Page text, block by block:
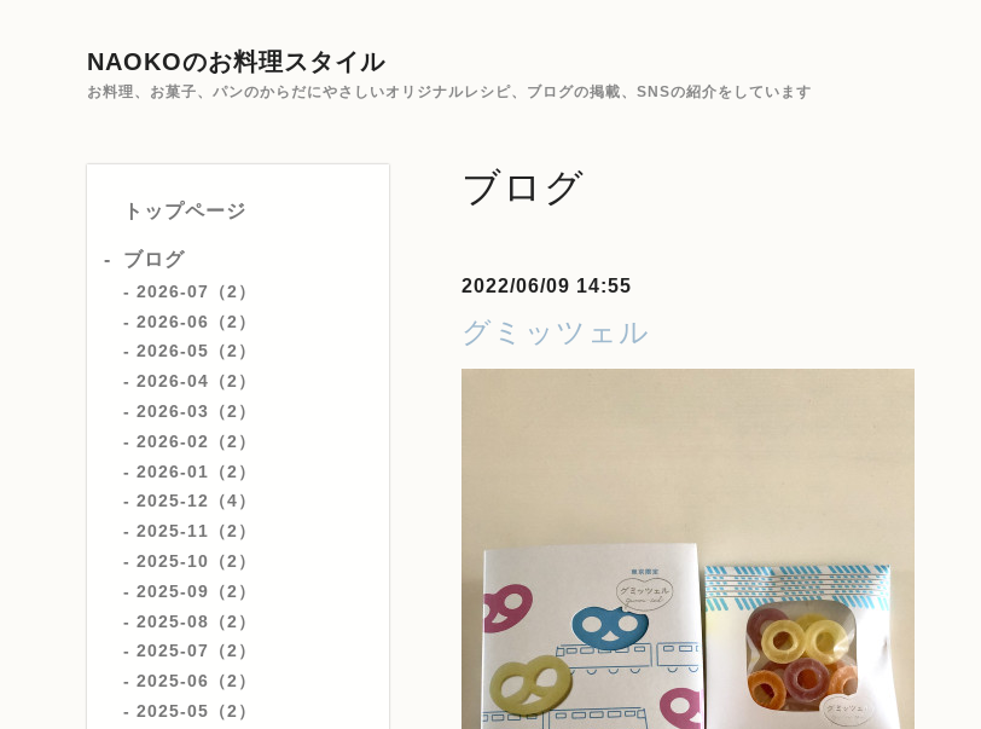
NAOKOのお料理スタイル
お料理、お菓子、パンのからだにやさしいオリジナルレシピ、ブログの掲載、SNSの紹介をしています
トップページ
ブログ
2026-07（2）
2026-06（2）
2026-05（2）
2026-04（2）
2026-03（2）
2026-02（2）
2026-01（2）
2025-12（4）
2025-11（2）
2025-10（2）
2025-09（2）
2025-08（2）
2025-07（2）
2025-06（2）
2025-05（2）
ブログ
2022/06/09 14:55
グミッツェル